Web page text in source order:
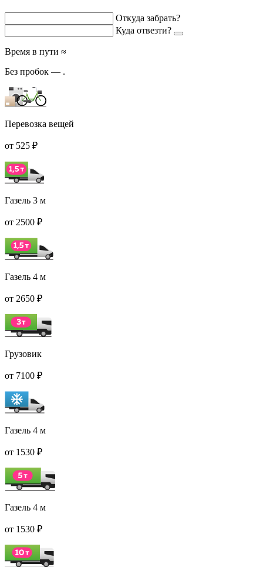
Откуда забрать?
Куда отвезти?
Время в пути ≈
Без пробок — .
Перевозка вещей
от 525 ₽
Газель 3 м
от 2500 ₽
Газель 4 м
от 2650 ₽
Грузовик
от 7100 ₽
Газель 4 м
от 1530 ₽
Газель 4 м
от 1530 ₽